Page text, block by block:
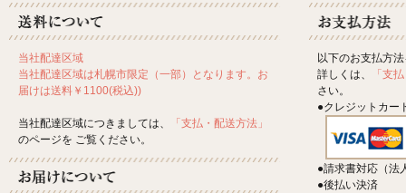
当社配達区域
当社配達区域は札幌市限定（一部）となります。お
届けは送料￥1100(税込))
当社配達区域につきましては、
「支払・配送方法」
のページを ご覧ください。
以下のお支払方
詳しくは、
「支
さい。
●クレジットカー
●請求書対応（法
●後払い決済